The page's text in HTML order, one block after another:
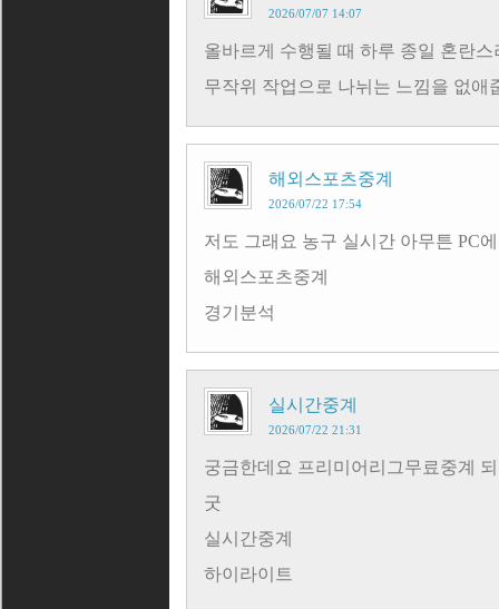
2026/07/07 14:07
올바르게 수행될 때 하루 종일 혼란스
무작위 작업으로 나뉘는 느낌을 없애
해외스포츠중계
2026/07/22 17:54
저도 그래요 농구 실시간 아무튼 PC
해외스포츠중계
경기분석
실시간중계
2026/07/22 21:31
궁금한데요 프리미어리그무료중계
굿
실시간중계
하이라이트